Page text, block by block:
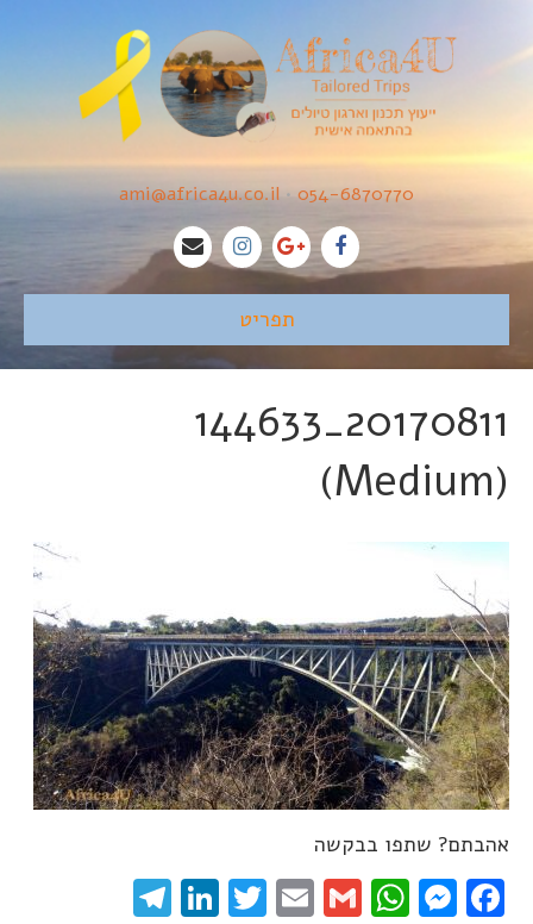
054-6870770
•
ami@africa4u.co.il
תפריט
20170811_144633
(Medium)
אהבתם? שתפו בבקשה
Facebook
Messenger
WhatsApp
Gmail
Email
Twitter
LinkedIn